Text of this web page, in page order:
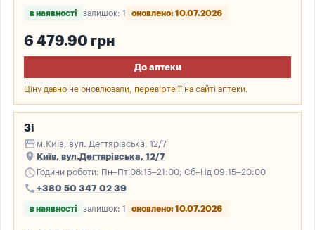
в наявності залишок: 1 оновлено: 10.07.2026
6 479.90 грн
До аптеки
Ціну давно не оновлювали, перевірте її на сайті аптеки.
3і
storefront м.Київ, вул. Дегтярівська, 12/7
place Київ, вул.Дегтярівська, 12/7
schedule Години роботи: Пн–Пт 08:15–21:00; Сб–Нд 09:15–20:00
call +380 50 347 02 39
в наявності залишок: 1 оновлено: 10.07.2026